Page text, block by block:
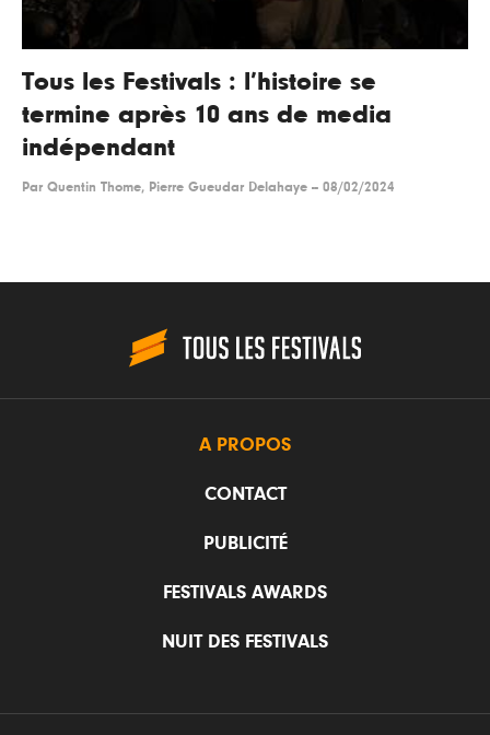
Tous les Festivals : l’histoire se
termine après 10 ans de media
indépendant
Par Quentin Thome, Pierre Gueudar Delahaye -- 08/02/2024
A PROPOS
CONTACT
PUBLICITÉ
FESTIVALS AWARDS
NUIT DES FESTIVALS